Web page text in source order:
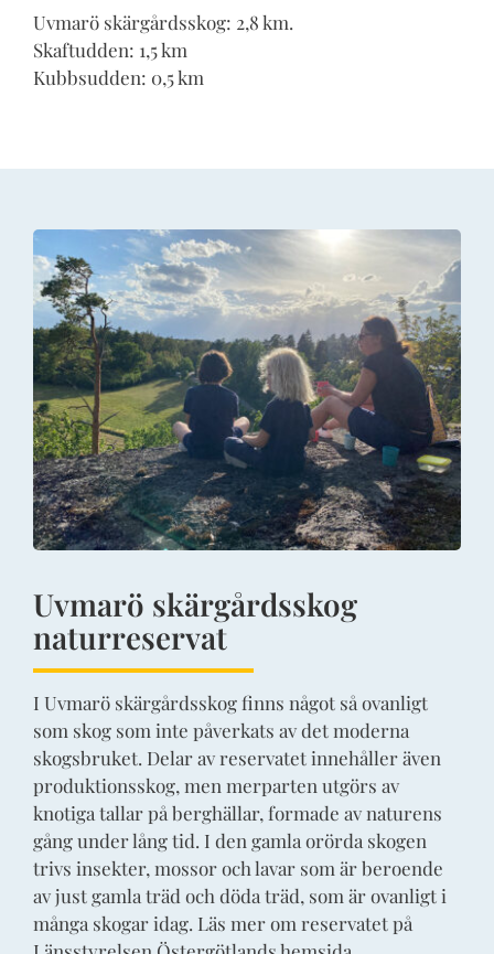
Uvmarö skärgårdsskog: 2,8 km.
Skaftudden: 1,5 km
Kubbsudden: 0,5 km
Uvmarö skärgårdsskog
naturreservat
I Uvmarö skärgårdsskog finns något så ovanligt
som skog som inte påverkats av det moderna
skogsbruket. Delar av reservatet innehåller även
produktionsskog, men merparten utgörs av
knotiga tallar på berghällar, formade av naturens
gång under lång tid. I den gamla orörda skogen
trivs insekter, mossor och lavar som är beroende
av just gamla träd och döda träd, som är ovanligt i
många skogar idag. Läs mer om reservatet på